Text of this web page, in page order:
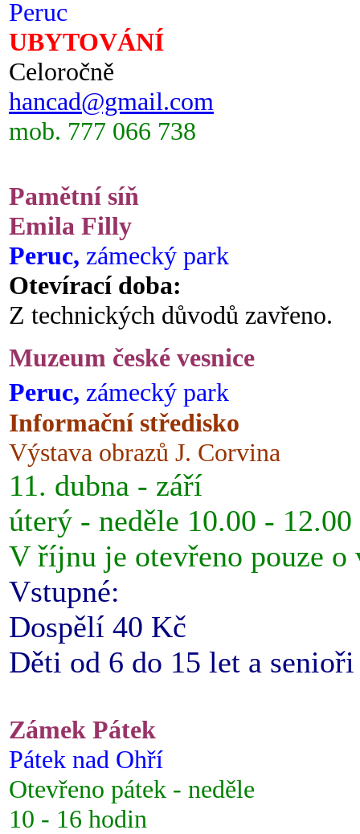
Peruc
UBYTOVÁNÍ
Celoročně
hancad@gmail.com
mob. 777 066 738
Pamětní síň
Emila Filly
Peruc, zámecký park
Otevírací doba:
Z technických důvodů zavřeno.
Muzeum české vesnice
Peruc, zámecký park
Informační středisko
Výstava obrazů J. Corvina
11. dubna - září
úterý - neděle 10.00 -
V říjnu je otevřeno pouze o
Vstupné:
Dospělí 40 Kč
Děti od 6 do 15 let a
Zámek Pátek
Pátek nad Ohří
Otevřeno pátek - neděle
10 - 16 hodin